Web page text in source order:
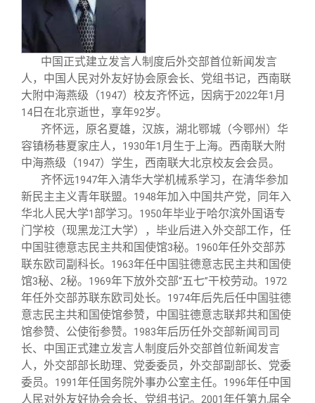
义工计划
新媒体平台
青春风采
校友文苑
校友讲坛
校友视界
信息化服务
三创大赛
实用信息
总会简介
会长致辞
总会章程
理事会名单
制度法规
联系我们
关闭
中国正式建立发言人制度后外交部首位新闻发言
人，中国人民对外友好协会原会长、党组书记，西南联
大附中海燕级（1947）校友齐怀远，因病于2022年1 月
14 日在北京逝世，享年92岁。
齐怀远，原名夏雄，汉族，湖北鄂城（今鄂州）华
容镇杨巷夏家庄人，
1930年1 月生于上海。西南联大附
中海燕级（1947）学生，西南联大北京校友会会员。
齐怀远1947年入清华大学机械系学习，在清华参加
新民主主义青年联盟。
1948年加入中国共产党，同年入
华北人民大学1 部学习。 1950年毕业于哈尔滨外国语专
门学校（现黑龙江大学），毕业后进入外交部工作，任
中国驻德意志民主共和国使馆3秘。 1960年任外交部苏
联东欧司副科长。
1963年任中国驻德意志民主共和国使
馆3秘、 2秘。 1969年下放外交部“五七”干校劳动。 1972
年任外交部苏联东欧司处长。 1974年后先后任中国驻德
意志民主共和国使馆参赞，中国驻德意志联邦共和国使
馆参赞、公使衔参赞。
1983年后历任外交部新闻司司
长、中国正式建立发言人制度后外交部首位新闻发言
人，外交部部长助理、党委委员，外交部副部长、党委
委员。
1991 年任国务院外事办公室主任。 1996年任中国
人民对外友好协会会长、党组书记。 2001 年任第九届全